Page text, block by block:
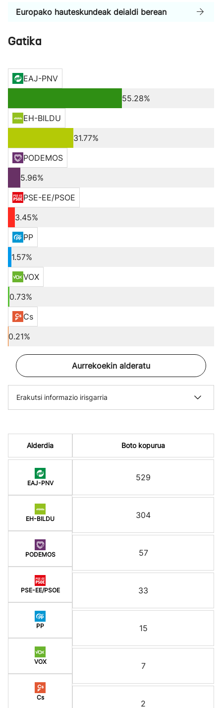
Europako hauteskundeak deialdi berean
Gatika
EAJ-PNV
55.28%
EH-BILDU
31.77%
PODEMOS
5.96%
PSE-EE/PSOE
3.45%
PP
1.57%
VOX
0.73%
Cs
0.21%
Aurrekoekin alderatu
Erakutsi informazio irisgarria
Alderdia
EAJ-PNV
EH-BILDU
PODEMOS
PSE-EE/PSOE
PP
VOX
Cs
Boto kopurua
529
304
57
33
15
7
2